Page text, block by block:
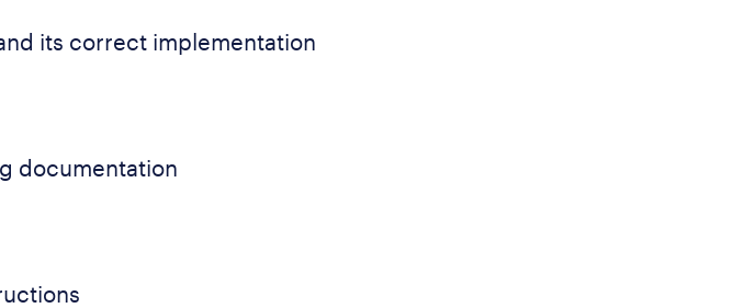
its correct implementation
documentation